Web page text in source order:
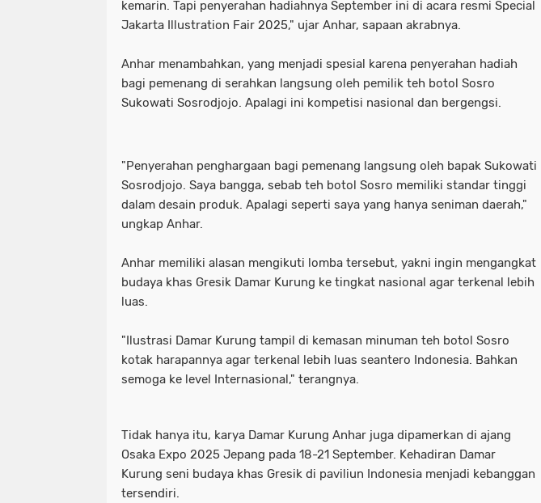
kemarin. Tapi penyerahan hadiahnya September ini di acara resmi Special
Jakarta Illustration Fair 2025," ujar Anhar, sapaan akrabnya.
Anhar menambahkan, yang menjadi spesial karena penyerahan hadiah
bagi pemenang di serahkan langsung oleh pemilik teh botol Sosro
Sukowati Sosrodjojo. Apalagi ini kompetisi nasional dan bergengsi.
"Penyerahan penghargaan bagi pemenang langsung oleh bapak Sukowati
Sosrodjojo. Saya bangga, sebab teh botol Sosro memiliki standar tinggi
dalam desain produk. Apalagi seperti saya yang hanya seniman daerah,"
ungkap Anhar.
Anhar memiliki alasan mengikuti lomba tersebut, yakni ingin mengangkat
budaya khas Gresik Damar Kurung ke tingkat nasional agar terkenal lebih
luas.
"Ilustrasi Damar Kurung tampil di kemasan minuman teh botol Sosro
kotak harapannya agar terkenal lebih luas seantero Indonesia. Bahkan
semoga ke level Internasional," terangnya.
Tidak hanya itu, karya Damar Kurung Anhar juga dipamerkan di ajang
Osaka Expo 2025 Jepang pada 18-21 September. Kehadiran Damar
Kurung seni budaya khas Gresik di paviliun Indonesia menjadi kebanggan
tersendiri.